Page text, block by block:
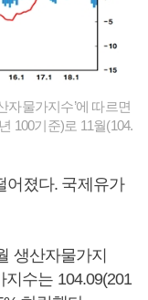
자물가지수’에 따르면
100기준)로 11월(104.
어졌다. 국제유가
생산자물가지
지수는 104.09(201